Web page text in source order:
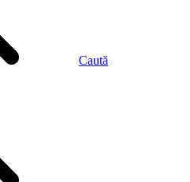
Caută